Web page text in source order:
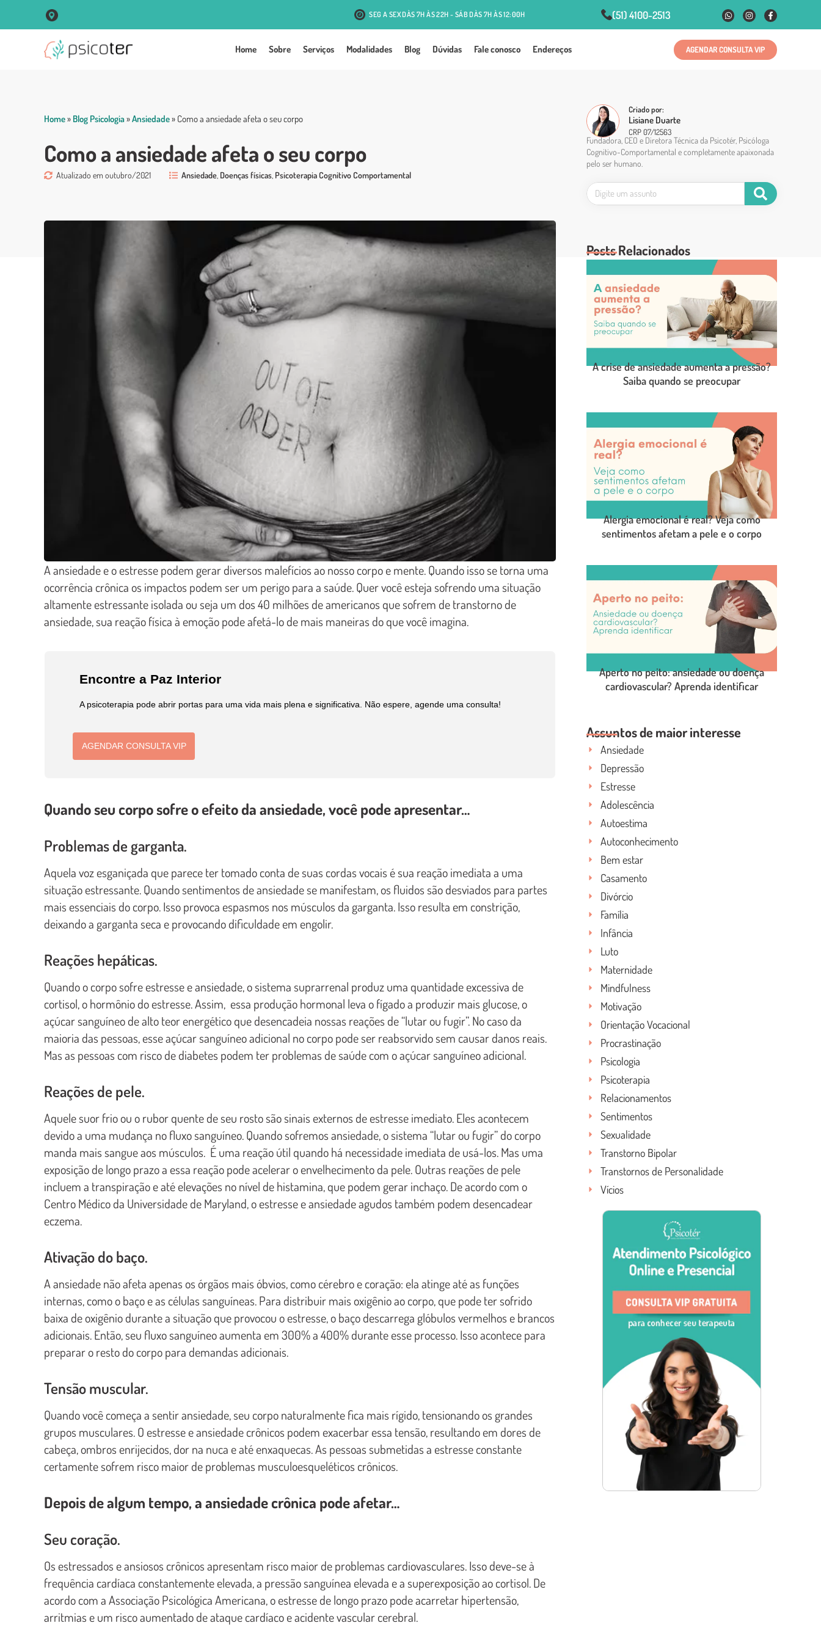
R. Vigário José Inácio, 250 Sala 102 Centro - Porto Alegre R. Antônio J. Mesquita, 131 - Passo d'Areia - Porto Alegre
SEG A SEX DÀS 7H ÀS 22H - SÁB DÀS 7H ÀS 12:00H (51) 4100-2513
Home Sobre Serviços Modalidades Blog Dúvidas Fale conosco Endereços AGENDAR CONSULTA VIP
Home» Blog Psicologia»Ansiedade» Como a ansiedade afeta o seu corpo
Como a ansiedade afeta o seu corpo
Atualizado em outubro/2021 Ansiedade Doenças físicas Psicoterapia Cognitivo Comportamental
A ansiedade e o estresse podem gerar diversos malefícios ao nosso corpo e mente. Quando isso se torna uma
ocorrência crônica os impactos podem ser um perigo para a saúde. Quer você esteja sofrendo uma situação
altamente estressante isolada ou seja um dos 40 milhões de americanos que sofrem de transtorno de
ansiedade, sua reação física à emoção pode afetá-lo de mais maneiras do que você imagina.
Encontre a Paz Interior
A psicoterapia pode abrir portas para uma vida mais plena e significativa. Não espere, agende uma consulta!
AGENDAR CONSULTA VIP
Quando seu corpo sofre o efeito da ansiedade, você pode apresentar…
Problemas de garganta.
Aquela voz esganiçada que parece ter tomado conta de suas cordas vocais é sua reação imediata a uma
situação estressante. Quando sentimentos de ansiedade se manifestam, os fluidos são desviados para partes
mais essenciais do corpo. Isso provoca espasmos nos músculos da garganta. Isso resulta em constrição,
deixando a garganta seca e provocando dificuldade em engolir.
Reações hepáticas.
Quando o corpo sofre estresse e ansiedade, o sistema suprarrenal produz uma quantidade excessiva de
cortisol, o hormônio do estresse. Assim, essa produção hormonal leva o fígado a produzir mais glucose, o
açúcar sanguíneo de alto teor energético que desencadeia nossas reações de “lutar ou fugir”. No caso da
maioria das pessoas, esse açúcar sanguíneo adicional no corpo pode ser reabsorvido sem causar danos reais.
Mas as pessoas com risco de diabetes podem ter problemas de saúde com o açúcar sanguíneo adicional.
Reações de pele.
Aquele suor frio ou o rubor quente de seu rosto são sinais externos de estresse imediato. Eles acontecem
devido a uma mudança no fluxo sanguíneo. Quando sofremos ansiedade, o sistema “lutar ou fugir” do corpo
manda mais sangue aos músculos. É uma reação útil quando há necessidade imediata de usá-los. Mas uma
exposição de longo prazo a essa reação pode acelerar o envelhecimento da pele. Outras reações de pele
incluem a transpiração e até elevações no nível de histamina, que podem gerar inchaço. De acordo com o
Centro Médico da Universidade de Maryland, o estresse e ansiedade agudos também podem desencadear
eczema.
Ativação do baço.
A ansiedade não afeta apenas os órgãos mais óbvios, como cérebro e coração: ela atinge até as funções
internas, como o baço e as células sanguíneas. Para distribuir mais oxigênio ao corpo, que pode ter sofrido
baixa de oxigênio durante a situação que provocou o estresse, o baço descarrega glóbulos vermelhos e brancos
adicionais. Então, seu fluxo sanguíneo aumenta em 300% a 400% durante esse processo. Isso acontece para
preparar o resto do corpo para demandas adicionais.
Tensão muscular.
Quando você começa a sentir ansiedade, seu corpo naturalmente fica mais rígido, tensionando os grandes
grupos musculares. O estresse e ansiedade crônicos podem exacerbar essa tensão, resultando em dores de
cabeça, ombros enrijecidos, dor na nuca e até enxaquecas. As pessoas submetidas a estresse constante
certamente sofrem risco maior de problemas musculoesqueléticos crônicos.
Depois de algum tempo, a ansiedade crônica pode afetar…
Seu coração.
Os estressados e ansiosos crônicos apresentam risco maior de problemas cardiovasculares. Isso deve-se à
frequência cardíaca constantemente elevada, a pressão sanguínea elevada e a superexposição ao cortisol. De
acordo com a Associação Psicológica Americana, o estresse de longo prazo pode acarretar hipertensão,
arritmias e um risco aumentado de ataque cardíaco e acidente vascular cerebral.
Criado por:
Lisiane Duarte
CRP 07/12563
Fundadora, CEO e Diretora Técnica da Psicotér, Psicóloga
Cognitivo-Comportamental e completamente apaixonada
pelo ser humano.
Posts Relacionados
LEIA O POST COMPLETO
A crise de ansiedade aumenta a pressão?
Saiba quando se preocupar
LEIA O POST COMPLETO
Alergia emocional é real? Veja como
sentimentos afetam a pele e o corpo
LEIA O POST COMPLETO
Aperto no peito: ansiedade ou doença
cardiovascular? Aprenda identificar
Assuntos de maior interesse
Ansiedade
Depressão
Estresse
Adolescência
Autoestima
Autoconhecimento
Bem estar
Casamento
Divórcio
Família
Infância
Luto
Maternidade
Mindfulness
Motivação
Orientação Vocacional
Procrastinação
Psicologia
Psicoterapia
Relacionamentos
Sentimentos
Sexualidade
Transtorno Bipolar
Transtornos de Personalidade
Vícios